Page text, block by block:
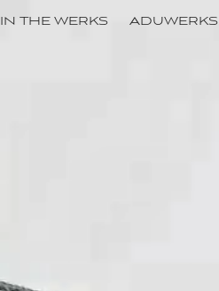
IN THE WERKS ADUWERKS